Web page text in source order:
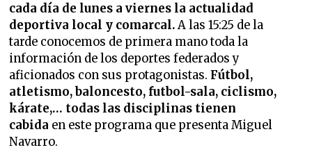
cada día de lunes a viernes la actualidad
deportiva local y comarcal.A las 15:25 de la
tarde conocemos de primera mano toda la
información de los deportes federados y
aficionados con sus protagonistas. Fútbol,
atletismo, baloncesto, futbol-sala, ciclismo,
kárate,… todas las disciplinas tienen
cabida en este programa que presenta Miguel
Navarro.